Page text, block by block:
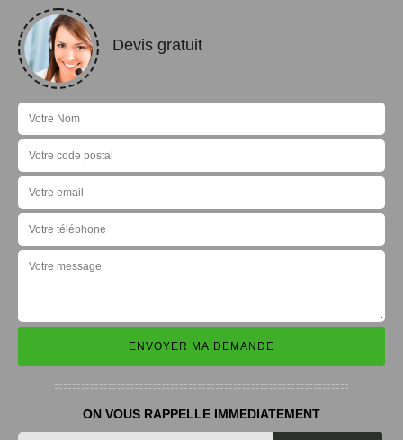
Devis gratuit
ON VOUS RAPPELLE IMMEDIATEMENT